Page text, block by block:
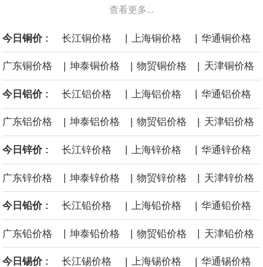
查看更多...
今日铜价 : 长江铜价格 | 上海铜价格 | 华通铜价格
广东铜价格 | 坤泰铜价格 | 物贸铜价格 | 天津铜价格
今日铝价 : 长江铝价格 上海铝价格 华通铝价格
广东铝价格 | 坤泰铝价格 | 物贸铝价格 | 天津铝价格
今日锌价 : 长江锌价格 上海锌价格 华通锌价格
广东锌价格 | 坤泰锌价格 | 物贸锌价格 | 天津锌价格
今日铅价 : 长江铅价格 | 上海铅价格 | 华通铅价格
广东铅价格 坤泰铅价格 物贸铅价格 天津铅价格
今日锡价 : 长江锡价格 | 上海锡价格 | 华通锡价格